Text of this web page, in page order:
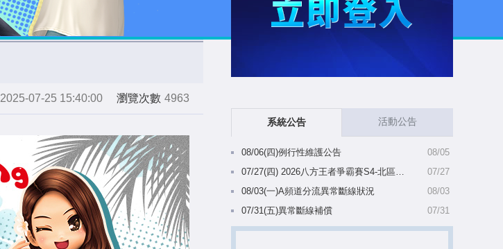
2025-07-25 15:40:00 瀏覽次數 4963
系統公告
08/06(四)例行性維護公告
08/05
07/27(四) 2026八方王者爭霸賽S4-北區備選名單陸續出爐(8/5 10:28更新)
07/27
08/03(一)A頻道分流異常斷線狀況
08/03
07/31(五)異常斷線補償
07/31
活動公告